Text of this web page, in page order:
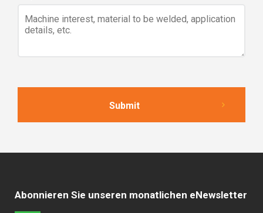
Abonnieren Sie unseren monatlichen eNewsletter